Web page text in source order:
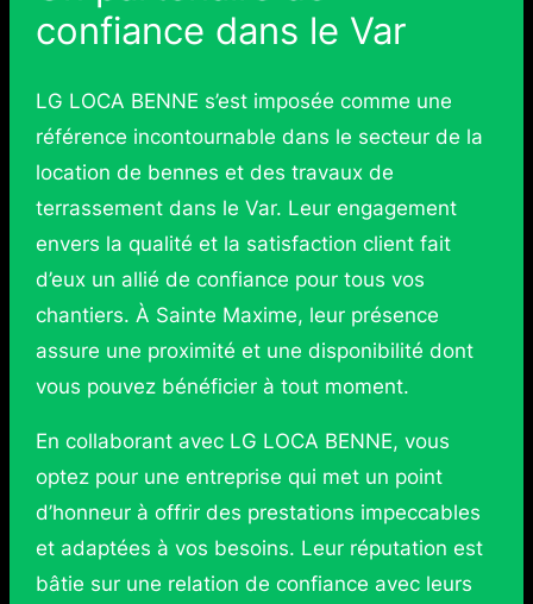
confiance dans le Var
LG LOCA BENNE s’est imposée comme une
référence incontournable dans le secteur de la
location de bennes et des travaux de
terrassement dans le Var. Leur engagement
envers la qualité et la satisfaction client fait
d’eux un allié de confiance pour tous vos
chantiers. À Sainte Maxime, leur présence
assure une proximité et une disponibilité dont
vous pouvez bénéficier à tout moment.
En collaborant avec LG LOCA BENNE, vous
optez pour une entreprise qui met un point
d’honneur à offrir des prestations impeccables
et adaptées à vos besoins. Leur réputation est
bâtie sur une relation de confiance avec leurs